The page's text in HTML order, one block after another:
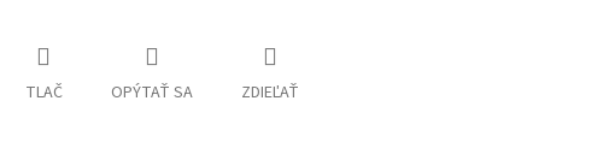
TLAČ OPÝTAŤ SA ZDIEĽAŤ